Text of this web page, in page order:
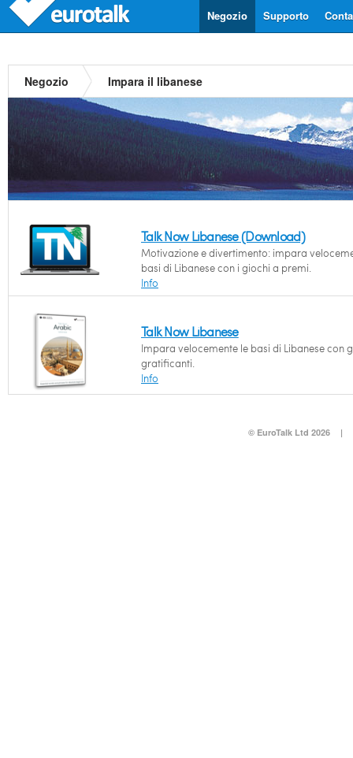
Supporto
Negozio
Negozio Impara il libanese
Talk Now Libanese (Download)
Motivazione e divertimento: impara
basi di Libanese con i giochi a premi.
Info
Talk Now Libanese
Impara velocemente le basi di Libanese con
gratificanti.
Info
© EuroTalk Ltd 2026 |